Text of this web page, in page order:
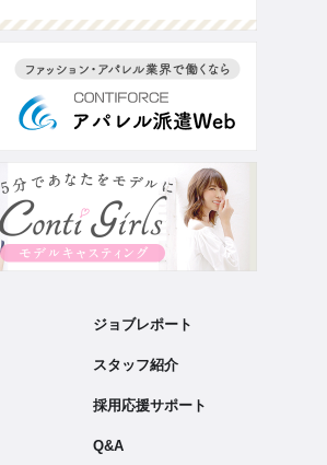
ジョブレポート
スタッフ紹介
採用応援サポート
Q&A